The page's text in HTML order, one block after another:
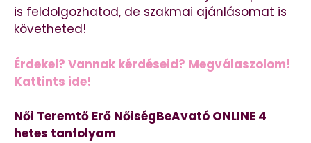
is feldolgozhatod, de szakmai ajánlásomat is
követheted!
Érdekel? Vannak kérdéseid? Megválaszolom!
Kattints ide!
Női Teremtő Erő NőiségBeAvató ONLINE 4
hetes tanfolyam